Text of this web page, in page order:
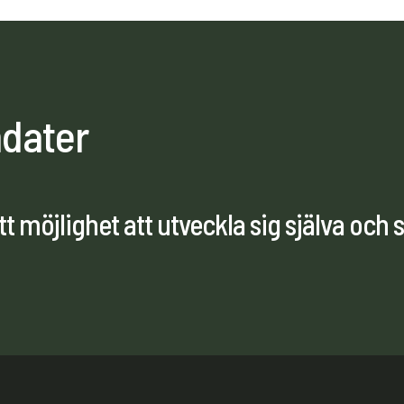
möjlighet att utveckla sig själva och